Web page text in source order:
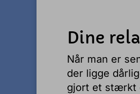
Dine
Når man er
der ligge
gjort et stærkt